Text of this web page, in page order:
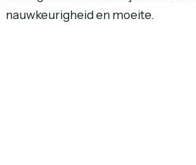
nauwkeurigheid en moeite.